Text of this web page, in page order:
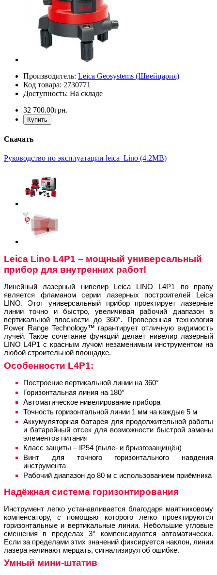
Производитель: Leica Geosystems (Швейцария)
Код товара: 2730771
Доступность: На складе
32 700.00грн.
Купить
Скачать
Руководство по эксплуатации leica_Lino (4.2MB)
Leica Lino L4P1 – мощный универсальный
прибор для внутренних работ!
Линейный лазерный нивелир Leica LINO L4P1 по праву
является фламаном серии лазерных построителей Leica
LINO. Этот универсальный прибор проектирует лазерные
линии точно и быстро, увеличивая рабочий диапазон в
вертикальной плоскости до 360°. Проверенная технология
Power Range Technology™ гарантирует отличную видимость
лучей. Такое сочетание функций делает нивелир лазерный
LINO L4Р1 с красным лучом незаменимым инструментом на
любой строительной площадке.
Особенности L4P1:
Построение вертикальной линии на 360°
Горизонтальная линия на 180°
Автоматическое нивелирование прибора
Точность горизонтальной линии 1 мм на каждые 5 м
Аккумуляторная батарея для продолжительной работы
и батарейный отсек для возможности быстрой замены
элементов питания
Класс защиты – IP54 (пыле- и брызгозащищён)
Винт для точного горизонтального навдения
инструмента
Рабочий диапазон до 80 м с использованием приёмника
Надёжная система горизонтирования
Инструмент легко устанавливается благодаря маятниковому
компенсатору, с помощью которого легко проектируются
горизонтальные и вертикальные линии. Небольшие угловые
смещения в пределах 3° компенсируются автоматически.
Если за пределами этих значений фиксируется наклон, линии
лазера начинают мерцать, сигнализируя об ошибке.
Умный мини-штатив